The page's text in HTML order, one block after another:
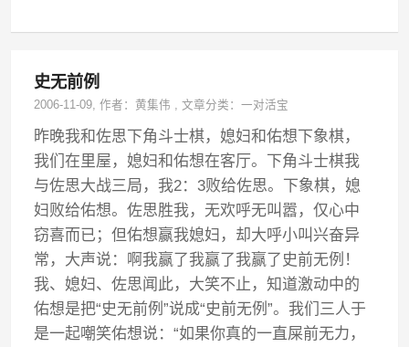
史无前例
2006-11-09, 作者：黄集伟 ,文章分类：一对活宝
昨晚我和佐思下角斗士棋，媳妇和佑想下象棋，
我们在里屋，媳妇和佑想在客厅。下角斗士棋我
与佐思大战三局，我2：3败给佐思。下象棋，媳
妇败给佑想。佐思胜我，无欢呼无叫嚣，仅心中
窃喜而已；但佑想赢我媳妇，却大呼小叫兴奋异
常，大声说：啊我赢了我赢了我赢了史前无例！
我、媳妇、佐思闻此，大笑不止，知道激动中的
佑想是把“史无前例”说成“史前无例”。我们三人于
是一起嘲笑佑想说：“如果你真的一直屎前无力，